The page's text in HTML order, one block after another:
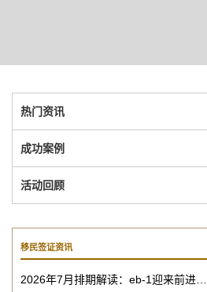
热门资讯
成功案例
活动回顾
移民签证资讯
2026年7月排期解读：eb-1迎来前进…